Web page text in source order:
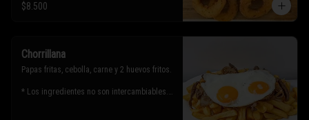
$8.500
Chorrillana
Papas fritas, cebolla, carne y 2 huevos fritos.
* Los ingredientes no son intercambiables.